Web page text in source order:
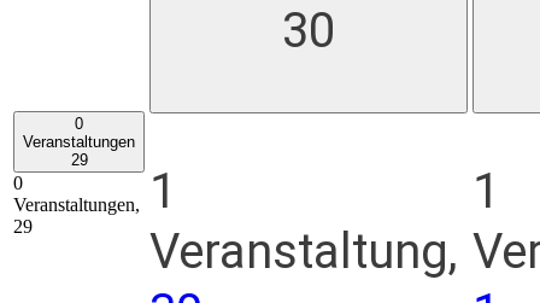
0
Veranstaltungen
29
0
Veranstaltungen,
29
30
1
Veranstaltung,
1